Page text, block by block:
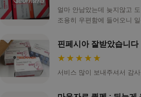
얼마 안남았는데 늦지않고
조용히 우편함에 들어오니
핀페시아 잘받았습니다
★★★★★
서비스 많이 보내주셔서 감